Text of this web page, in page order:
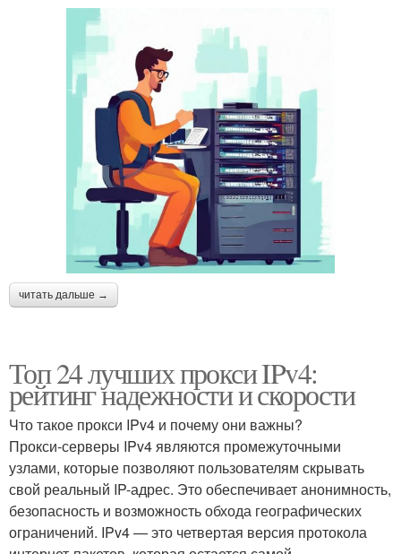
читать дальше →
Топ 24 лучших прокси IPv4:
рейтинг надежности и скорости
Что такое прокси IPv4 и почему они важны?
Прокси-серверы IPv4 являются промежуточными
узлами, которые позволяют пользователям скрывать
свой реальный IP-адрес. Это обеспечивает анонимность,
безопасность и возможность обхода географических
ограничений. IPv4 — это четвертая версия протокола